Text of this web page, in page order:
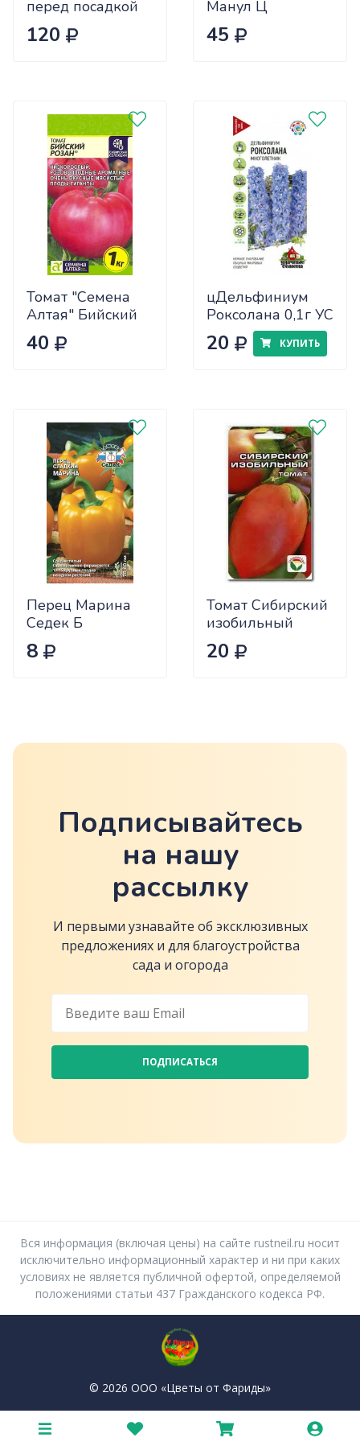
перед посадкой
чеснока 0,5кг
САДОВИТА
120
Манул Ц
45
Томат "Семена
Алтая" Бийский
Розан 0,05
40
цДельфиниум
Роксолана 0,1г УС
20 КУПИТЬ
Перец Марина
Седек Б
8
Томат Сибирский
изобильный
Сиб.сад Ц
20
Подписывайтесь
на нашу
рассылку
И первыми узнавайте об эксклюзивных
предложениях и для благоустройства
сада и огорода
ПОДПИСАТЬСЯ
Вся информация (включая цены) на сайте rustneil.ru носит
исключительно информационный характер и ни при каких
условиях не является публичной офертой, определяемой
положениями статьи 437 Гражданского кодекса РФ.
© 2026 ООО «Цветы от Фариды»
Политика конфиденциальности